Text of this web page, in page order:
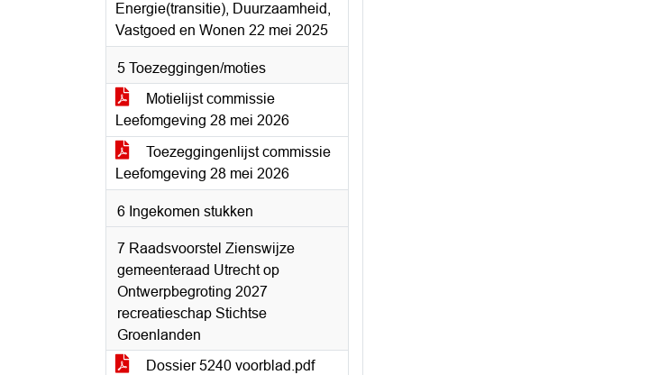
Energie(transitie), Duurzaamheid,
Vastgoed en Wonen 22 mei 2025
5 Toezeggingen/moties
Motielijst commissie
Leefomgeving 28 mei 2026
Toezeggingenlijst commissie
Leefomgeving 28 mei 2026
6 Ingekomen stukken
7 Raadsvoorstel Zienswijze
gemeenteraad Utrecht op
Ontwerpbegroting 2027
recreatieschap Stichtse
Groenlanden
Dossier 5240 voorblad.pdf